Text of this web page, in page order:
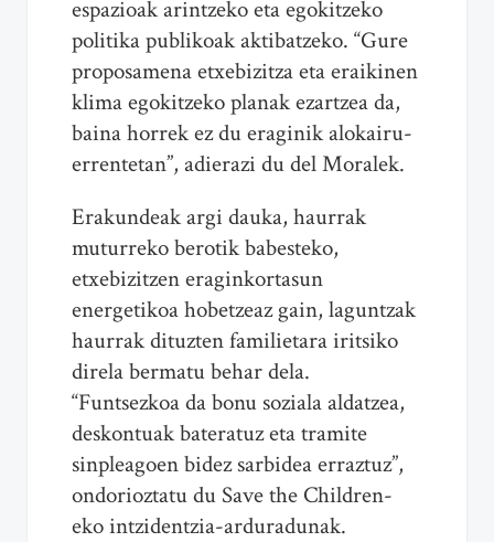
espazioak arintzeko eta egokitzeko
politika publikoak aktibatzeko. “Gure
proposamena etxebizitza eta eraikinen
klima egokitzeko planak ezartzea da,
baina horrek ez du eraginik alokairu-
errentetan”, adierazi du del Moralek.
Erakundeak argi dauka, haurrak
muturreko berotik babesteko,
etxebizitzen eraginkortasun
energetikoa hobetzeaz gain, laguntzak
haurrak dituzten familietara iritsiko
direla bermatu behar dela.
“Funtsezkoa da bonu soziala aldatzea,
deskontuak bateratuz eta tramite
sinpleagoen bidez sarbidea erraztuz”,
ondorioztatu du Save the Children-
eko intzidentzia-arduradunak.